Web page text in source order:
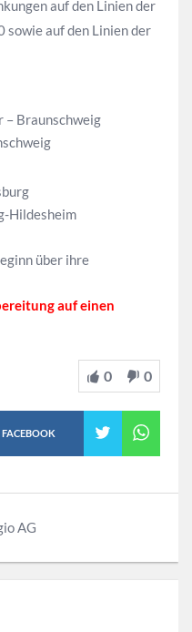
auf den Linien der
sowie auf den Linien der
Braunschweig
Hildesheim
über ihre
auf einen
0 0
FACEBOOK
AG